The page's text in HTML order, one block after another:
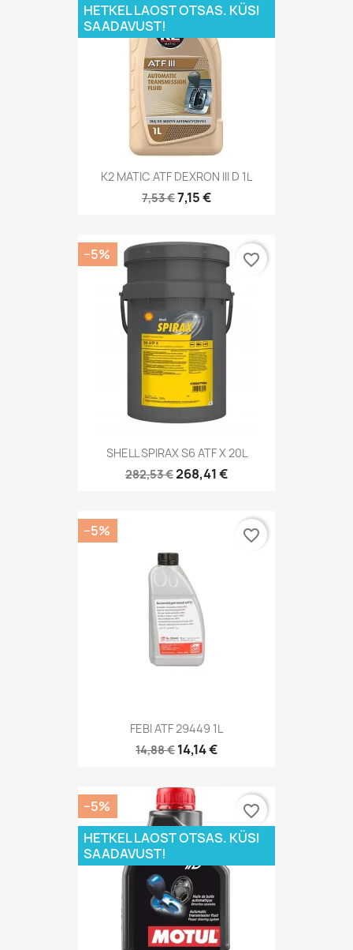
K2 MATIC ATF DEXRON III D 1L
7,53 €7,15 €
HETKEL LAOST OTSAS. KÜSI
SAADAVUST!
SHELL SPIRAX S6 ATF X 20L
282,53 €268,41 €
−5% favorite_border
FEBI ATF 29449 1L
14,88 € 14,14 €
−5% favorite_border
−5%
HETKEL LAOST OTSAS. KÜSI
SAADAVUST!
favorite_border